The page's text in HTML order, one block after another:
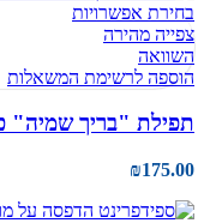
בחירת אפשרויות
צפייה מהירה
השוואה
הוספה לרשימת המשאלות
תפילת "בריך שמיה"
₪175.00